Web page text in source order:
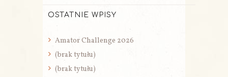
OSTATNIE WPISY
Amator Challenge 2026
(brak tytułu)
(brak tytułu)